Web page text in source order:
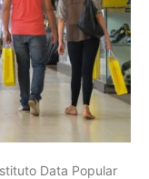
Data Popular